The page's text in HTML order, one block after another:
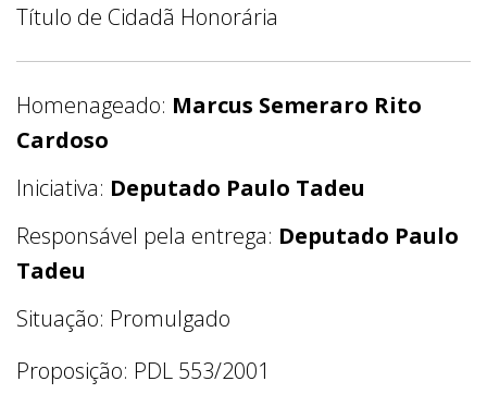
Título de Cidadã Honorária
Homenageado: Marcus Semeraro Rito
Cardoso
Iniciativa: Deputado Paulo Tadeu
Responsável pela entrega: Deputado Paulo
Tadeu
Situação: Promulgado
Proposição: PDL 553/2001